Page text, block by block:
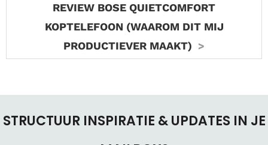
REVIEW BOSE QUIETCOMFORT
KOPTELEFOON (WAAROM DIT MIJ
PRODUCTIEVER MAAKT)
STRUCTUUR INSPIRATIE & UPDATES IN JE